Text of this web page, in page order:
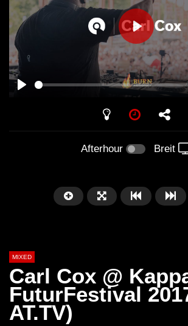
PLAY
Afterhour Breit
MIXED
Carl Cox @
FuturFestival
AT.TV)